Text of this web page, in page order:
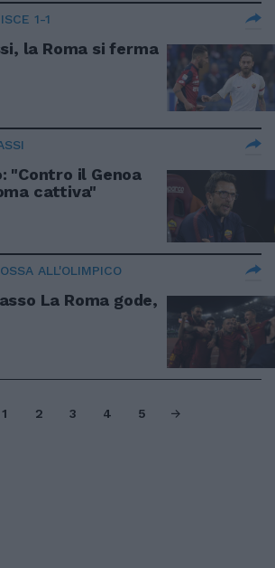
1-1
la Roma si ferma
"Contro il Genoa
cattiva"
ALL'OLIMPICO
La Roma gode,
1 2 3 4 5